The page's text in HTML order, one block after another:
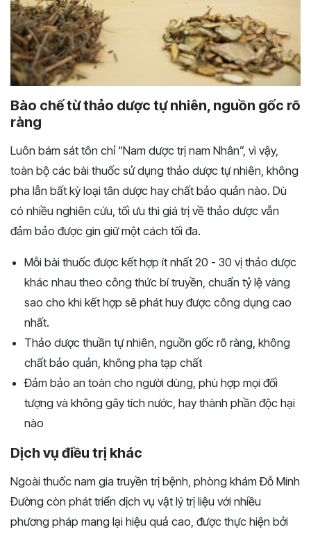
Bào chế từ thảo dược tự nhiên, nguồn gốc rõ
ràng
Luôn bám sát tôn chỉ “Nam dược trị nam Nhân”, vì vậy,
toàn bộ các bài thuốc sử dụng thảo dược tự nhiên, không
pha lẫn bất kỳ loại tân dược hay chất bảo quản nào. Dù
có nhiều nghiên cứu, tối ưu thì giá trị về thảo dược vẫn
đảm bảo được gìn giữ một cách tối đa.
Mỗi bài thuốc được kết hợp ít nhất 20 - 30 vị thảo dược
khác nhau theo công thức bí truyền, chuẩn tỷ lệ vàng
sao cho khi kết hợp sẽ phát huy được công dụng cao
nhất.
Thảo dược thuần tự nhiên, nguồn gốc rõ ràng, không
chất bảo quản, không pha tạp chất
Đảm bảo an toàn cho người dùng, phù hợp mọi đối
tượng và không gây tích nước, hay thành phần độc hại
nào
Dịch vụ điều trị khác
Ngoài thuốc nam gia truyền trị bệnh, phòng khám Đỗ Minh
Đường còn phát triển dịch vụ vật lý trị liệu với nhiều
phương pháp mang lại hiệu quả cao, được thực hiện bởi